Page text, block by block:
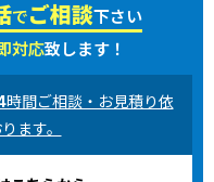
でご相談下さい
対応致します！
間ご相談・お見積り依
ます。